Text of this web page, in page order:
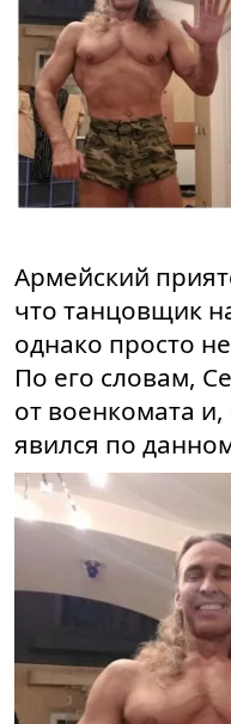
Армейский
что танцовщик
однако просто
По его словам,
от военкомата и,
явился по